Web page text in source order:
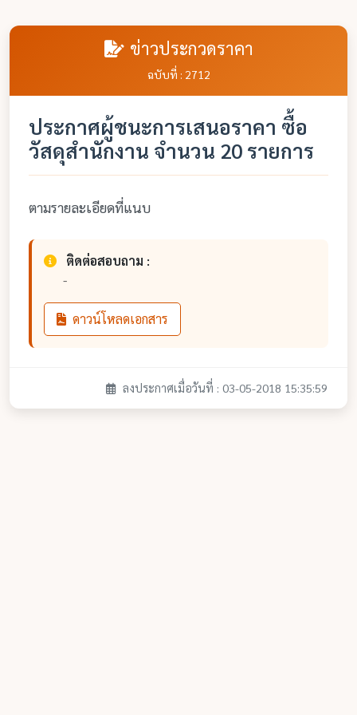
ข่าวประกวดราคา
ฉบับที่ : 2712
ประกาศผู้ชนะการเสนอราคา ซื้อ
วัสดุสำนักงาน จำนวน 20 รายการ
ตามรายละเอียดที่แนบ
ติดต่อสอบถาม :
-
ดาวน์โหลดเอกสาร
ลงประกาศเมื่อวันที่ : 03-05-2018 15:35:59